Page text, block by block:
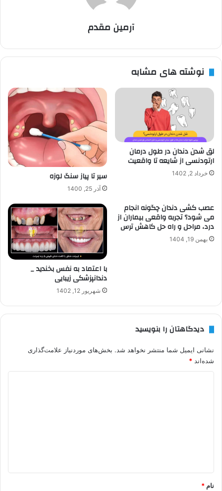
آرمین مقدم
نوشته های مشابه
لق شدن دندان در طول درمان
ارتودنسی از شایعه تا واقعیت
خرداد 2, 1402 سیر تا پیاز سنگ لوزه
آذر 25, 1400
عصب کشی دندان چگونه انجام
می شود؟ تجربه واقعی بیماران از
درد، مراحل و راه حل کاهش ترس
بهمن 19, 1404
با اعتماد به نفس بخندید _
دندانپزشکی زیبایی
شهریور 12, 1402
دیدگاهتان را بنویسید
نشانی ایمیل شما منتشر نخواهد شد. بخش‌های موردنیاز علامت‌گذاری
شده‌اند *
نام *